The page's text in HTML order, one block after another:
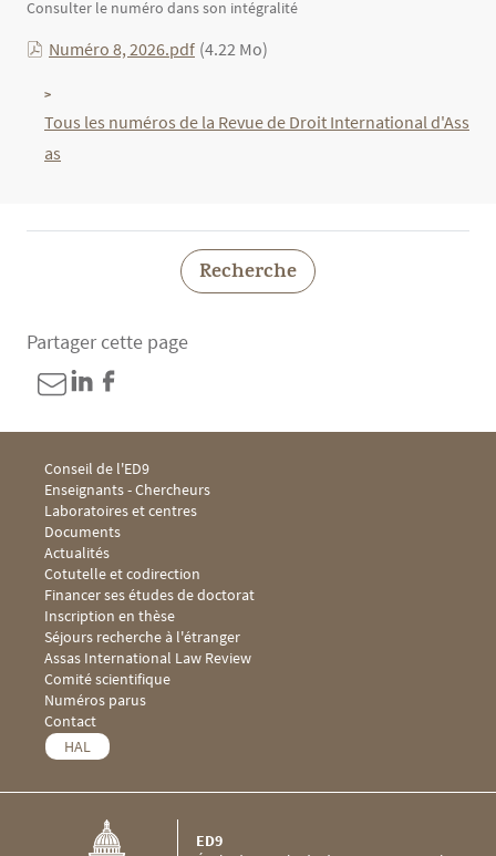
Texte
Consulter le numéro dans son intégralité
Numéro 8, 2026.pdf (4.22 Mo)
Tous les numéros de la Revue de Droit International d'Ass
as
Recherche
Partager cette page
Menu footer ED9 1
Conseil de l'ED9
Enseignants - Chercheurs
Laboratoires et centres
Documents
Menu footer ED9 2
Actualités
Cotutelle et codirection
Financer ses études de doctorat
Inscription en thèse
Séjours recherche à l'étranger
Menu footer ED9 3
Assas International Law Review
Comité scientifique
Numéros parus
Menu footer ED9 4
Contact
HAL
ED9